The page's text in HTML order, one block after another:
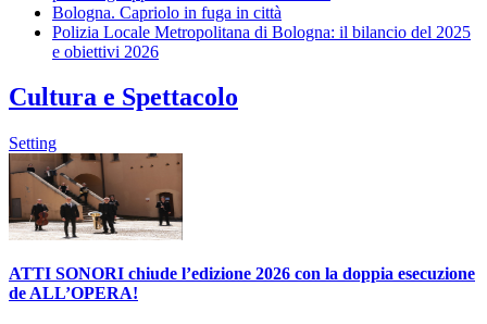
Bologna. Capriolo in fuga in città
Polizia Locale Metropolitana di Bologna: il bilancio del 2025
e obiettivi 2026
Cultura e Spettacolo
Setting
ATTI SONORI chiude l’edizione 2026 con la doppia esecuzione
de ALL’OPERA!